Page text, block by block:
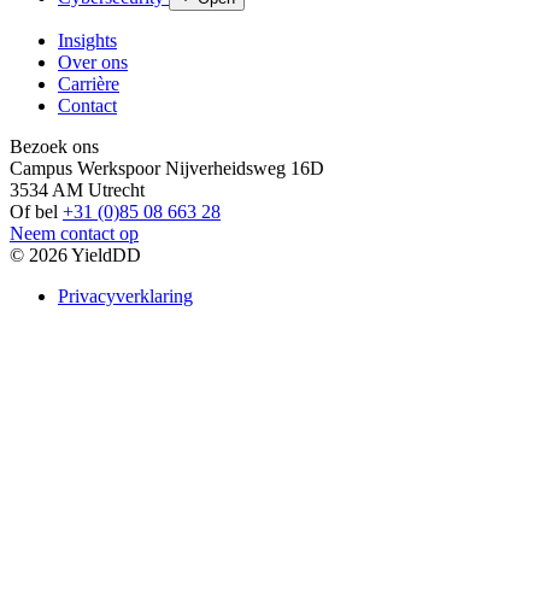
Insights
Over ons
Carrière
Contact
Bezoek ons
Campus Werkspoor Nijverheidsweg 16D
3534 AM Utrecht
Of bel +31 (0)85 08 663 28
Neem contact op
© 2026 YieldDD
Privacyverklaring